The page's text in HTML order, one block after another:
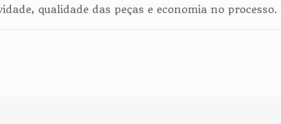
qualidade das peças e economia no processo.